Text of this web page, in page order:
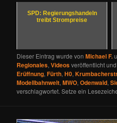
SPD: Regierungshandeln
treibt Strompreise
Dieser Eintrag wurde vonMichael F.
Regionales,Videosveröffentlicht
Erüffnung,Fürth,H0,
Modellbahnwelt,MWO,Odenwald,
verschlagwortet. Setze ein